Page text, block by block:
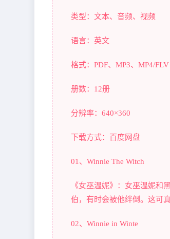
类型：文本、音频、视频
语言：英文
格式：PDF、MP3、MP4/
册数：12册
分辨率：640×360
下载方式：百度网盘
01、Winnie The Witch
《女巫温妮》：女巫温妮和
伯，有时会被他绊倒。这可
02、Winnie in Winte